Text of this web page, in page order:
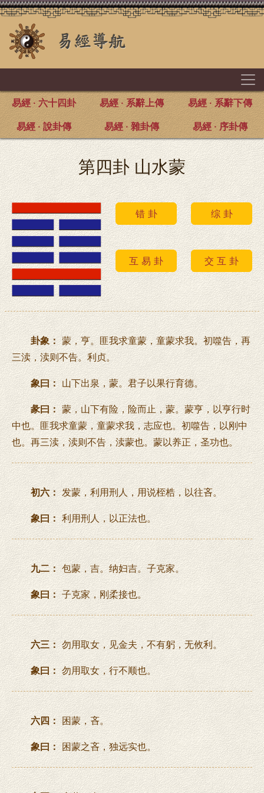
易經 · 六十四卦 易經 · 系辭上傳
易經 · 系辭下傳
易經 · 說卦傳
易經 · 雜卦傳 易經 · 序卦傳
第四卦 山水蒙
错 卦 综 卦
互 易 卦 交 互 卦
卦象：蒙，亨。匪我求童蒙，童蒙求我。初噬告，再
三渎，渎则不告。利贞。
象曰：山下出泉，蒙。君子以果行育德。
彖曰：蒙，山下有险，险而止，蒙。蒙亨，以亨行时
中也。匪我求童蒙，童蒙求我，志应也。初噬告，以刚中
也。再三渎，渎则不告，渎蒙也。蒙以养正，圣功也。
初六：发蒙，利用刑人，用说桎梏，以往吝。
象曰：利用刑人，以正法也。
九二：包蒙，吉。纳妇吉。子克家。
象曰：子克家，刚柔接也。
六三：勿用取女，见金夫，不有躬，无攸利。
象曰：勿用取女，行不顺也。
六四：困蒙，吝。
象曰：困蒙之吝，独远实也。